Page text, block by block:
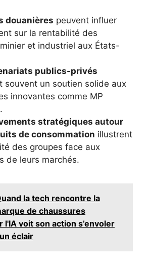
douanières peuvent influer
sur la rentabilité des
et industriel aux États-
publics-privés
souvent un soutien solide aux
innovantes comme MP
stratégiques autour
de consommation illustrent
des groupes face aux
de leurs marchés.
la tech rencontre la
de chaussures
l'IA voit son action s’envoler
éclair